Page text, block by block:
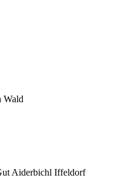
Wald
Aiderbichl Iffeldorf